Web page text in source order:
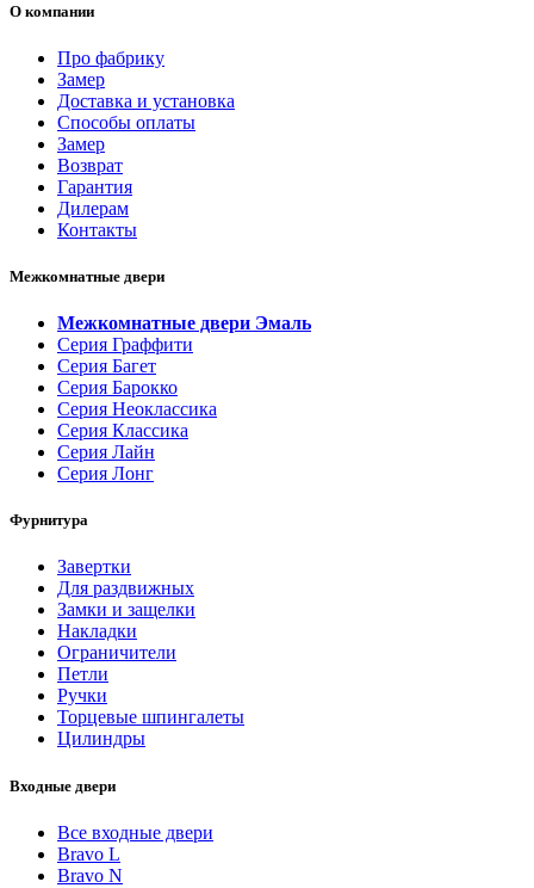
О компании
Про фабрику
Замер
Доставка и установка
Способы оплаты
Замер
Возврат
Гарантия
Дилерам
Контакты
Межкомнатные двери
Межкомнатные двери Эмаль
Серия Граффити
Серия Багет
Серия Барокко
Серия Неоклассика
Серия Классика
Серия Лайн
Серия Лонг
Фурнитура
Завертки
Для раздвижных
Замки и защелки
Накладки
Ограничители
Петли
Ручки
Торцевые шпингалеты
Цилиндры
Входные двери
Все входные двери
Bravo L
Bravo N